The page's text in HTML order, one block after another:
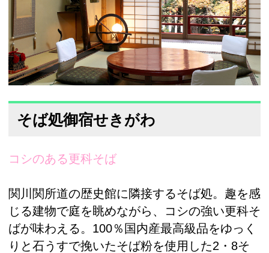
そば処御宿せきがわ
コシのある更科そば
関川関所道の歴史館に隣接するそば処。趣を感
じる建物で庭を眺めながら、コシの強い更科そ
ばが味わえる。100％国内産最高級品をゆっく
りと石うすで挽いたそば粉を使用した2・8そ